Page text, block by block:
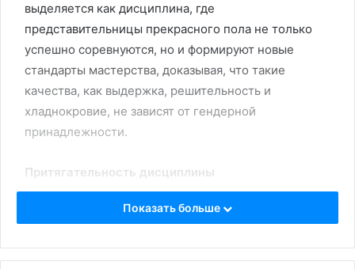
выделяется как дисциплина, где
представительницы прекрасного пола не только
успешно соревнуются, но и формируют новые
стандарты мастерства, доказывая, что такие
качества, как выдержка, решительность и
хладнокровие, не зависят от гендерной
принадлежности.
Притягательность дисциплины
Рост популярности практической стрельбы среди
собой идеальную платформу для комплексного
Показать больше